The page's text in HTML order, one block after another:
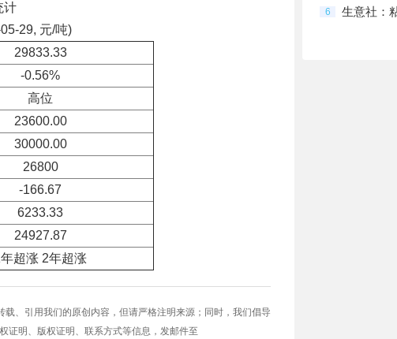
计
29, 元/吨)
29833.33
-0.56%
高位
23600.00
30000.00
26800
-166.67
6233.33
24927.87
超涨 2年超涨
、引用我们的原创内容，但请严格注明来源；同时，我们倡导
证明、版权证明、联系方式等信息，发邮件至
6